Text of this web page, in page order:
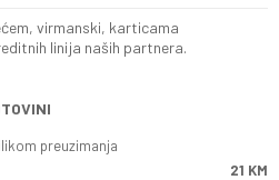
virmanski, karticama
linija naših partnera.
preuzimanja
21 KM